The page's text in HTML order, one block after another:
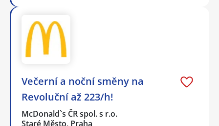
Večerní a noční směny na
Revoluční až 223/h!
McDonald`s ČR spol. s r.o.
Staré Město, Praha